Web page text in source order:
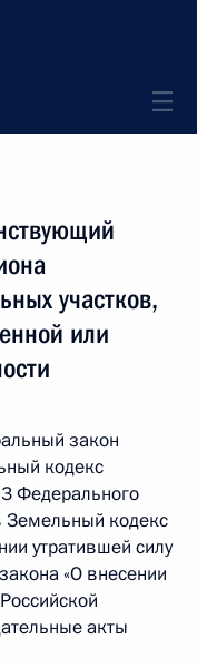
участков,
или
закон
кодекс
Федерального
Земельный кодекс
утратившей силу
«О внесении
акты